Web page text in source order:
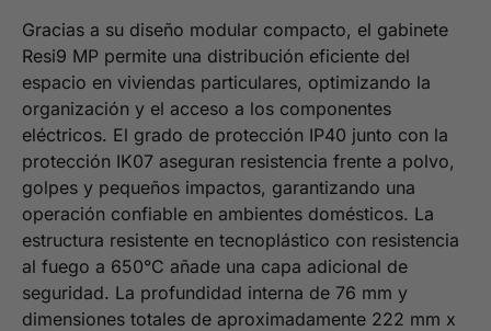
Gracias a su diseño modular compacto, el gabinete
Resi9 MP permite una distribución eficiente del
espacio en viviendas particulares, optimizando la
organización y el acceso a los componentes
eléctricos. El grado de protección IP40 junto con la
protección IK07 aseguran resistencia frente a polvo,
golpes y pequeños impactos, garantizando una
operación confiable en ambientes domésticos. La
estructura resistente en tecnoplástico con resistencia
al fuego a 650°C añade una capa adicional de
seguridad. La profundidad interna de 76 mm y
dimensiones totales de aproximadamente 222 mm x